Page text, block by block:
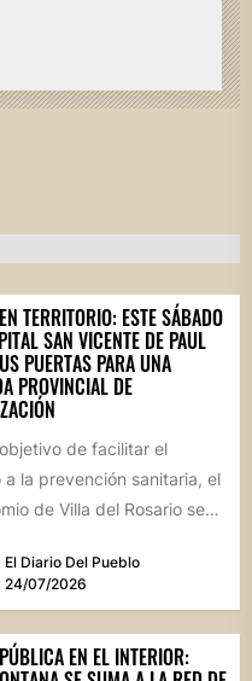
TERRITORIO: ESTE SÁBADO
SAN VICENTE DE PAUL
PUERTAS PARA UNA
PROVINCIAL DE
de facilitar el
a la prevención sanitaria, el
de Villa del Rosario se
El Diario Del Pueblo
24/07/2026
EN EL INTERIOR: